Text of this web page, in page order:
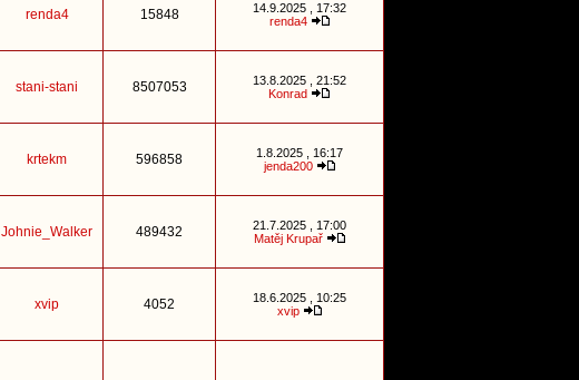
renda4 15848
14.9.2025 , 17:32
renda4
stani-stani 8507053
13.8.2025 , 21:52
Konrad
krtekm 596858
1.8.2025 , 16:17
jenda200
Johnie_Walker 489432
21.7.2025 , 17:00
Matěj Krupař
xvip 4052
18.6.2025 , 10:25
xvip